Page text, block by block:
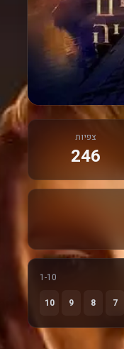
צפיות
246
1-10
7
8
9
10